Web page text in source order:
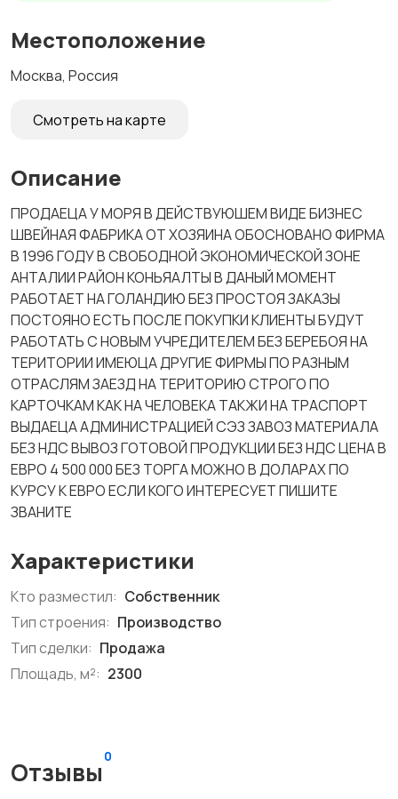
Местоположение
Москва, Россия
Смотреть на карте
Описание
ПРОДАЕЦА У МОРЯ В ДЕЙСТВУЮШЕМ ВИДЕ БИЗНЕС
ШВЕЙНАЯ ФАБРИКА ОТ ХОЗЯИНА ОБОСНОВАНО ФИРМА
В 1996 ГОДУ В СВОБОДНОЙ ЭКОНОМИЧЕСКОЙ ЗОНЕ
АНТАЛИИ РАЙОН КОНЬЯАЛТЫ В ДАНЫЙ МОМЕНТ
РАБОТАЕТ НА ГОЛАНДИЮ БЕЗ ПРОСТОЯ ЗАКАЗЫ
ПОСТОЯНО ЕСТЬ ПОСЛЕ ПОКУПКИ КЛИЕНТЫ БУДУТ
РАБОТАТЬ С НОВЫМ УЧРЕДИТЕЛЕМ БЕЗ БЕРЕБОЯ НА
ТЕРИТОРИИ ИМЕЮЦА ДРУГИЕ ФИРМЫ ПО РАЗНЫМ
ОТРАСЛЯМ ЗАЕЗД НА ТЕРИТОРИЮ СТРОГО ПО
КАРТОЧКАМ КАК НА ЧЕЛОВЕКА ТАКЖИ НА ТРАСПОРТ
ВЫДАЕЦА АДМИНИСТРАЦИЕЙ СЭЗ ЗАВОЗ МАТЕРИАЛА
БЕЗ НДС ВЫВОЗ ГОТОВОЙ ПРОДУКЦИИ БЕЗ НДС ЦЕНА В
ЕВРО 4 500 000 БЕЗ ТОРГА МОЖНО В ДОЛАРАХ ПО
КУРСУ К ЕВРО ЕСЛИ КОГО ИНТЕРЕСУЕТ ПИШИТЕ
ЗВАНИТЕ
Характеристики
Кто разместил: Собственник
Тип строения: Производство
Тип сделки: Продажа
Площадь, м²: 2300
Отзывы
0